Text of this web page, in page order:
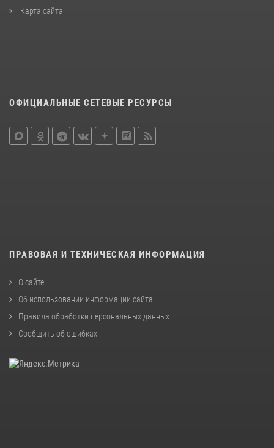
Карта сайта
ОФИЦИАЛЬНЫЕ СЕТЕВЫЕ РЕСУРСЫ
ПРАВОВАЯ И ТЕХНИЧЕСКАЯ ИНФОРМАЦИЯ
О сайте
Об использовании информации сайта
Правила обработки персональных данных
Сообщить об ошибках